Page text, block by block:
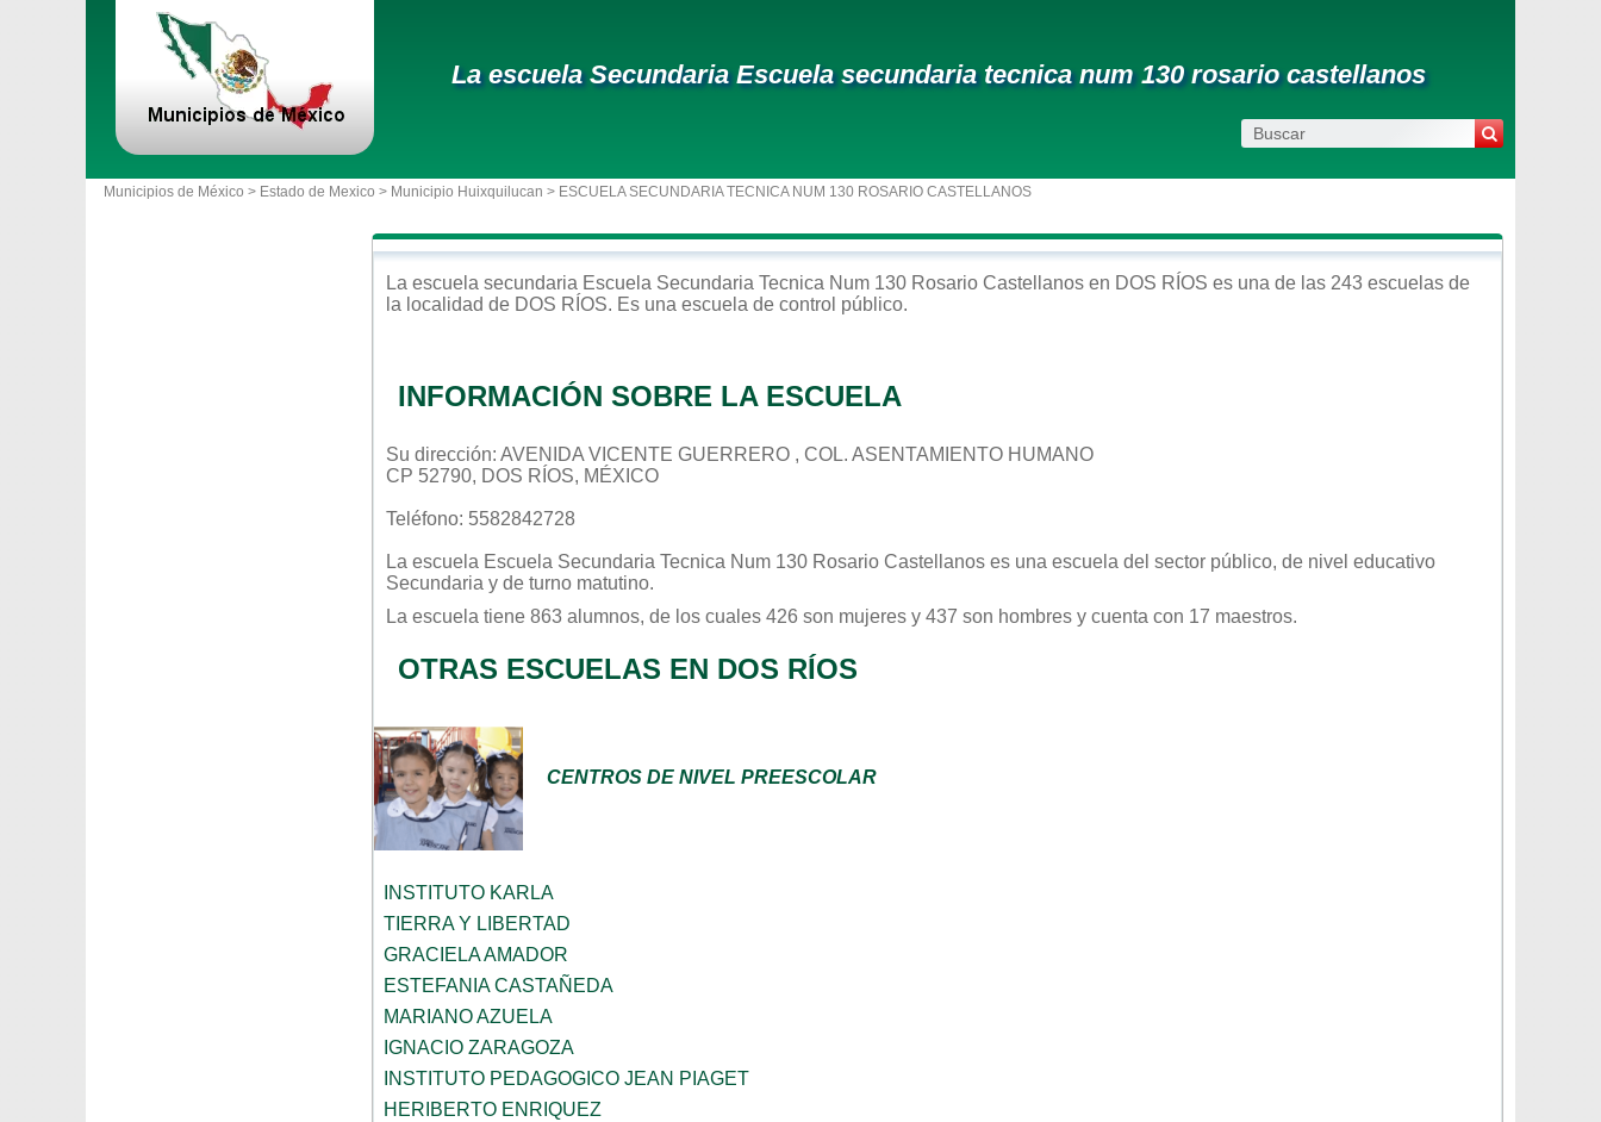
La escuela Secundaria Escuela secundaria tecnica num 130 rosario castellanos
Municipios de México > Estado de Mexico > Municipio Huixquilucan > ESCUELA SECUNDARIA TECNICA NUM 130 ROSARIO CASTELLANOS
La escuela secundaria Escuela Secundaria Tecnica Num 130 Rosario Castellanos en DOS RÍOS es una de las 243 escuelas de
la localidad de DOS RÍOS. Es una escuela de control público.
INFORMACIÓN SOBRE LA ESCUELA
Su dirección: AVENIDA VICENTE GUERRERO , COL. ASENTAMIENTO HUMANO
CP 52790, DOS RÍOS, MÉXICO
Teléfono: 5582842728
La escuela Escuela Secundaria Tecnica Num 130 Rosario Castellanos es una escuela del sector público, de nivel educativo
Secundaria y de turno matutino.
La escuela tiene 863 alumnos, de los cuales 426 son mujeres y 437 son hombres y cuenta con 17 maestros.
OTRAS ESCUELAS EN DOS RÍOS
CENTROS DE NIVEL PREESCOLAR
INSTITUTO KARLA
TIERRA Y LIBERTAD
GRACIELA AMADOR
ESTEFANIA CASTAÑEDA
MARIANO AZUELA
IGNACIO ZARAGOZA
INSTITUTO PEDAGOGICO JEAN PIAGET
HERIBERTO ENRIQUEZ